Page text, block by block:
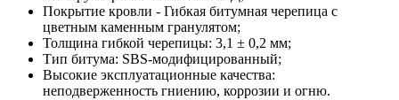
Покрытие кровли - Гибкая битумная черепица с
цветным каменным гранулятом;
Толщина гибкой черепицы: 3,1 ± 0,2 мм;
Тип битума: SBS-модифицированный;
Высокие эксплуатационные качества:
неподверженность гниению, коррозии и огню.